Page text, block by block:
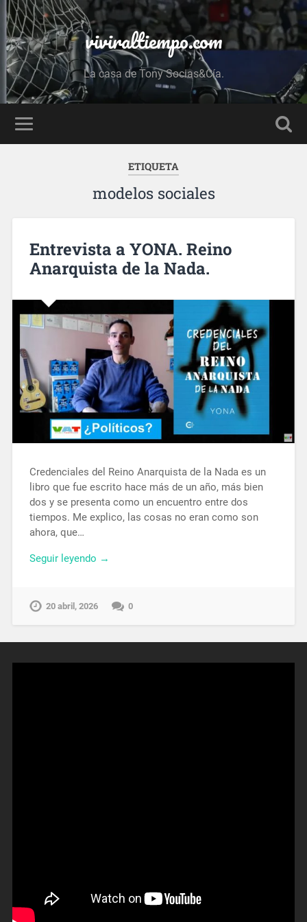
viviraltiempo.com
La casa de Tony Socias&Cía.
ETIQUETA
modelos sociales
Entrevista a YONA. Reino
Anarquista de la Nada.
Credenciales del Reino Anarquista de la Nada es un
libro que fue escrito hace más de un año, más bien
dos y se presenta como un encuentro entre dos
tiempos. Me explico, las cosas no eran como son
ahora, que…
Seguir leyendo →
20 abril, 2026 0